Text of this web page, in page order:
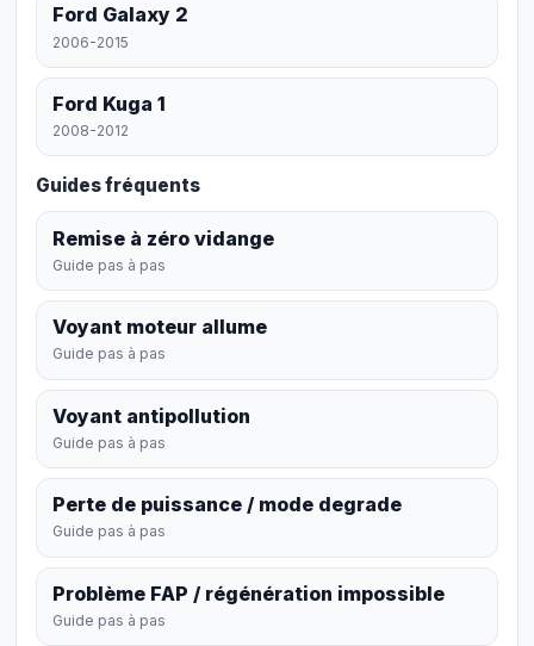
Ford Galaxy 2
2006-2015
Ford Kuga 1
2008-2012
Guides fréquents
Remise à zéro vidange
Guide pas à pas
Voyant moteur allume
Guide pas à pas
Voyant antipollution
Guide pas à pas
Perte de puissance / mode degrade
Guide pas à pas
Problème FAP / régénération impossible
Guide pas à pas